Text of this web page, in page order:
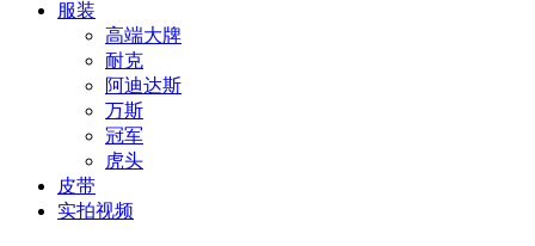
服装
高端大牌
耐克
阿迪达斯
万斯
冠军
虎头
皮带
实拍视频